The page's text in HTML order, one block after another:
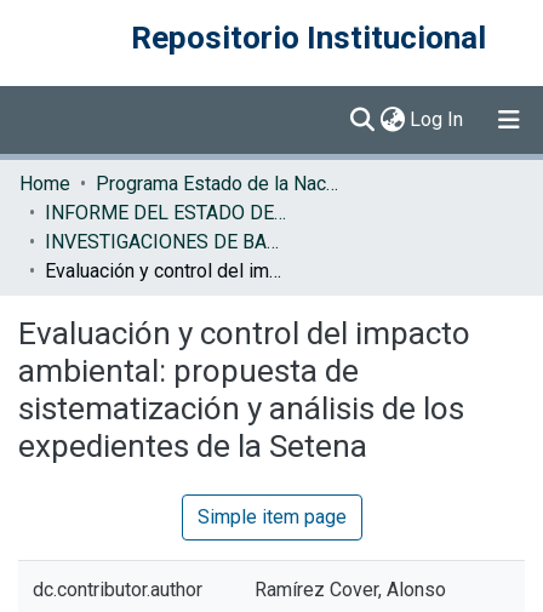
Repositorio Institucional
Log In (current)
Communities & Collections
Browse DSpace
Statistics
Home
Programa Estado de la Nación (PEN)
INFORME DEL ESTADO DE LA NACION
INVESTIGACIONES DE BASE EN
Evaluación y control del impacto ambiental: propuesta de sistematización y análisis de los expedientes de la Setena
Evaluación y control del impacto
ambiental: propuesta de
sistematización y análisis de los
expedientes de la Setena
Simple item page
dc.contributor.author Ramírez Cover, Alonso